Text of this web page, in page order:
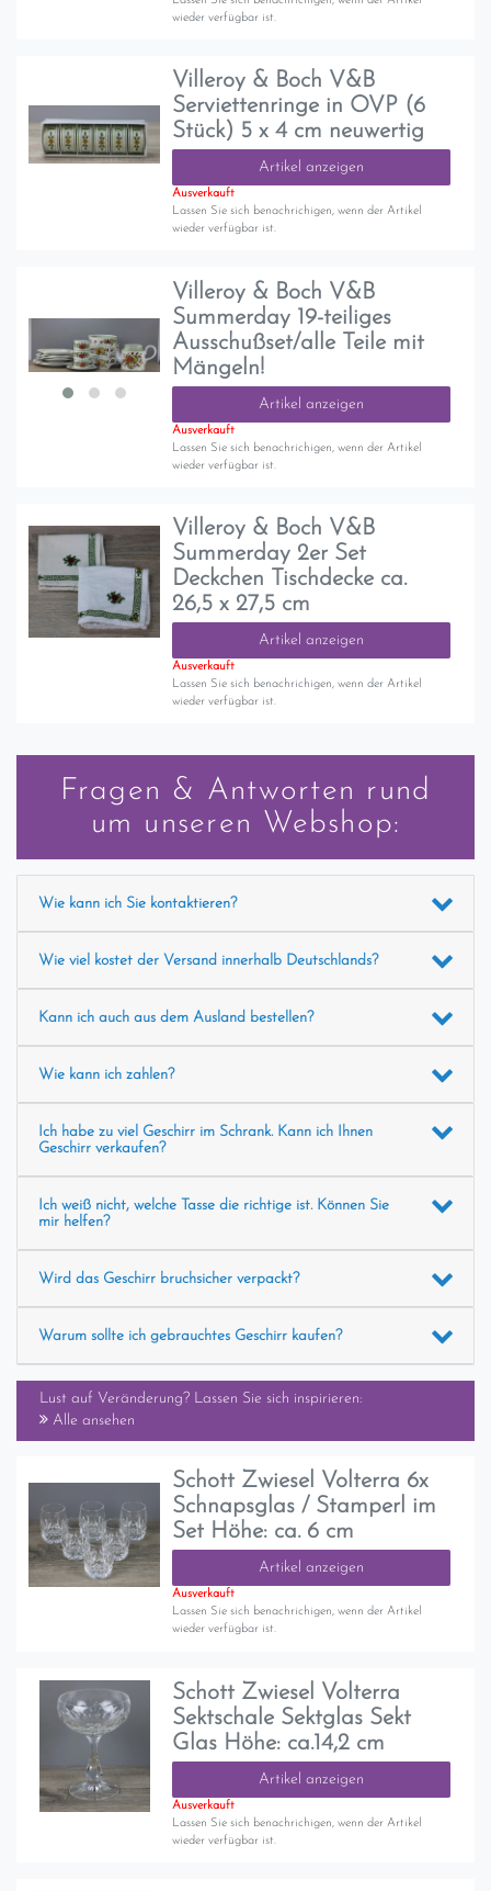
wieder verfügbar ist.
Villeroy & Boch V&B
Serviettenringe in OVP (6
Stück) 5 x 4 cm neuwertig
Artikel anzeigen
Ausverkauft
Lassen Sie sich benachrichigen, wenn der Artikel
wieder verfügbar ist.
Villeroy & Boch V&B
Summerday 19-teiliges
Ausschußset/alle Teile mit
Mängeln!
Artikel anzeigen
Ausverkauft
Lassen Sie sich benachrichigen, wenn der Artikel
wieder verfügbar ist.
Villeroy & Boch V&B
Summerday 2er Set
Deckchen Tischdecke ca.
26,5 x 27,5 cm
Artikel anzeigen
Ausverkauft
Lassen Sie sich benachrichigen, wenn der Artikel
wieder verfügbar ist.
Fragen & Antworten rund
um unseren Webshop:
Wie kann ich Sie kontaktieren?
Wie viel kostet der Versand innerhalb Deutschlands?
Kann ich auch aus dem Ausland bestellen?
Wie kann ich zahlen?
Ich habe zu viel Geschirr im Schrank. Kann ich Ihnen
Geschirr verkaufen?
Ich weiß nicht, welche Tasse die richtige ist. Können Sie
mir helfen?
Wird das Geschirr bruchsicher verpackt?
Warum sollte ich gebrauchtes Geschirr kaufen?
Lust auf Veränderung? Lassen Sie sich inspirieren:
Alle ansehen
Schott Zwiesel Volterra 6x
Schnapsglas / Stamperl im
Set Höhe: ca. 6 cm
Artikel anzeigen
Ausverkauft
Lassen Sie sich benachrichigen, wenn der Artikel
wieder verfügbar ist.
Schott Zwiesel Volterra
Sektschale Sektglas Sekt
Glas Höhe: ca.14,2 cm
Artikel anzeigen
Ausverkauft
Lassen Sie sich benachrichigen, wenn der Artikel
wieder verfügbar ist.